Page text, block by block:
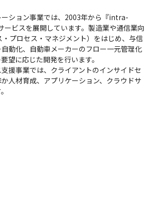
ション事業では、2003年から『intra-
ビスを展開しています。製造業や通信業向
・プロセス・マネジメント）をはじめ、与信
動化、自動車メーカーのフロー一元管理化
望に応じた開発を行います。
援事業では、クライアントのインサイドセ
人材育成、アプリケーション、クラウドサ